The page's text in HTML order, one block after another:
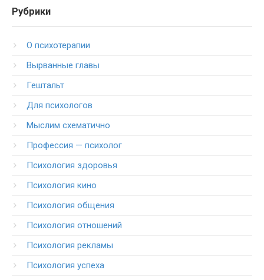
Рубрики
O психотерапии
Вырванные главы
Гештальт
Для психологов
Мыслим схематично
Профессия — психолог
Психология здоровья
Психология кино
Психология общения
Психология отношений
Психология рекламы
Психология успеха